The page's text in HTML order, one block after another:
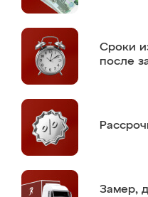
Сроки
после
Замер,